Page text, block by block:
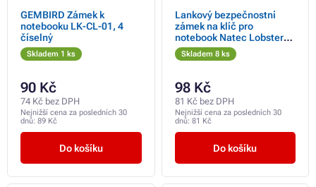
GEMBIRD Zámek k
notebooku LK-CL-01, 4
číselný
Skladem 1 ks
90 Kč
74 Kč bez DPH
Nejnižší cena za posledních 30
dnů: 89 Kč
Do košíku
Lankový bezpečnostní
zámek na klíč pro
notebook Natec Lobster
Key
Skladem 8 ks
98 Kč
81 Kč bez DPH
Nejnižší cena za posledních 30
dnů: 81 Kč
Do košíku